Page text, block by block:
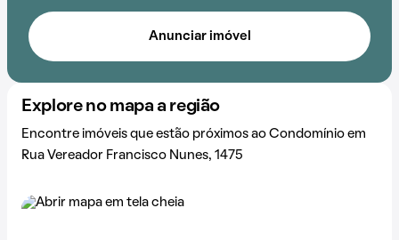
Anunciar imóvel
Explore no mapa a região
Encontre imóveis que estão próximos ao Condomínio em
Rua Vereador Francisco Nunes, 1475